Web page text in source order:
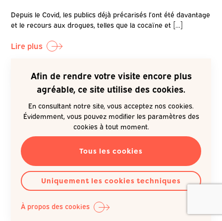
Depuis le Covid, les publics déjà précarisés l’ont été davantage
et le recours aux drogues, telles que la cocaïne et […]
Lire plus
NUMERO: 23
DONNÉES SCIENTIFIQUES
NUMÉRO
ACCÈS AUX SOINS
10.09.2025
Afin de rendre votre visite encore plus
agréable, ce site utilise des cookies.
En consultant notre site, vous acceptez nos cookies.
Évidemment, vous pouvez modifier les paramètres des
cookies à tout moment.
Tous les cookies
Uniquement les cookies techniques
À propos des cookies